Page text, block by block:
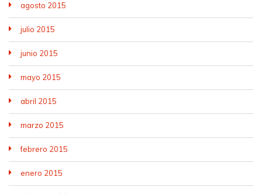
agosto 2015
julio 2015
junio 2015
mayo 2015
abril 2015
marzo 2015
febrero 2015
enero 2015